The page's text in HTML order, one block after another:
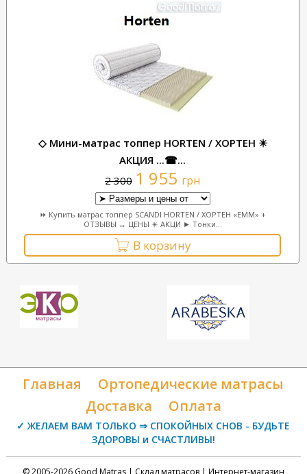
◇ Мини-матрас топпер HORTEN / ХОРТЕН ✴️
АКЦИЯ ...☎...
2 300 1 955 грн
⏩ Купить матрас топпер SCANDI HORTEN / ХОРТЕН «ЕММ» +
ОТЗЫВЫ ↔ ЦЕНЫ ✴️ АКЦИ ► Тонки...
В корзину
Главная
Ортопедические матрасы
Доставка
Оплата
✓ ЖЕЛАЕМ ВАМ ТОЛЬКО ⇒ СПОКОЙНЫХ СНОВ - БУДЬТЕ
ЗДОРОВЫ и СЧАСТЛИВЫ!
© 2005-2026 Good Matras | Склад матрасов | Интернет-магазин